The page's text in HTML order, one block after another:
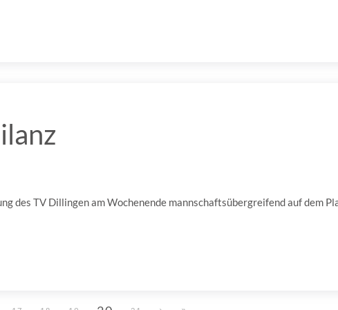
des TV Dillingen am Wochenende mannschaftsübergreifend auf dem